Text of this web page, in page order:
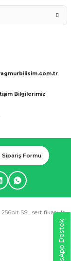
Bilgilerimiz
Sipariş Formu
SSL sertifikası ile
WhatsApp Destek